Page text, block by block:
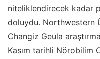
niteliklendirecek kadar
doluydu. Northwestern
Changiz Geula
Kasım tarihli Nörobilim